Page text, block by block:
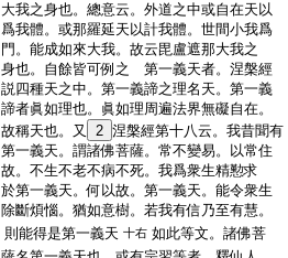
大我之身也。總意云。外道之中或自在天以
爲我體。或那羅延天以計我體。世間小我爲
門。能成如來大我。故云毘盧遮那大我之
身也。自餘皆可例之 第一義天者。涅槃經
説四種天之中。第一義諦之理名天。第一義
諦者眞如理也。眞如理周遍法界無礙自在。
故稱天也。又 2 涅槃經第十八云。我昔聞有
第一義天。謂諸佛菩薩。常不變易。以常住
故。不生不老不病不死。我爲衆生精懃求
於第一義天。何以故。第一義天。能令衆生
除斷煩惱。猶如意樹。若我有信乃至有慧。
則能得是第一義天 十右 如此等文。諸佛菩